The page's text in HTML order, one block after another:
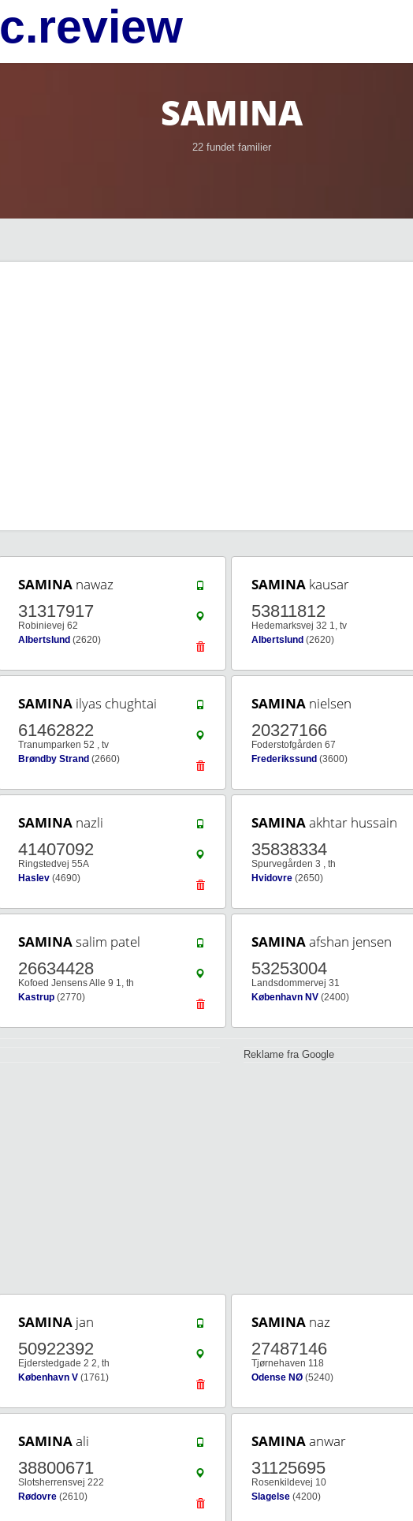
SAMINA
22 fundet familier
SAMINA nawaz
31317917
Robinievej 62
Albertslund (2620)
SAMINA kausar
53811812
Hedemarksvej 32 1, tv
Albertslund (2620)
SAMINA ilyas chughtai
61462822
Tranumparken 52 , tv
Brøndby Strand (2660)
SAMINA nielsen
20327166
Foderstofgården 67
Frederikssund (3600)
SAMINA nazli
41407092
Ringstedvej 55A
Haslev (4690)
SAMINAakhtar hussain
35838334
Spurvegården 3 , th
Hvidovre (2650)
SAMINAsalim patel
26634428
Kofoed Jensens Alle 9 1, th
Kastrup (2770)
SAMINAafshan jensen
53253004
Landsdommervej 31
København NV (2400)
Reklame fra Google
SAMINA jan
50922392
Ejderstedgade 2 2, th
København V (1761)
SAMINA naz
27487146
Tjørnehaven 118
Odense NØ (5240)
SAMINAali
38800671
Slotsherrensvej 222
Rødovre (2610)
SAMINAanwar
31125695
Rosenkildevej 10
Slagelse (4200)